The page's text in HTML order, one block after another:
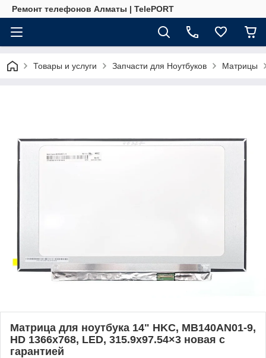
Ремонт телефонов Алматы | TelePORT
Товары и услуги Запчасти для Ноутбуков Матрицы
Матрица для ноутбука 14" HKC, MB140AN01-9,
HD 1366x768, LED, 315.9x97.54×3 новая с
гарантией